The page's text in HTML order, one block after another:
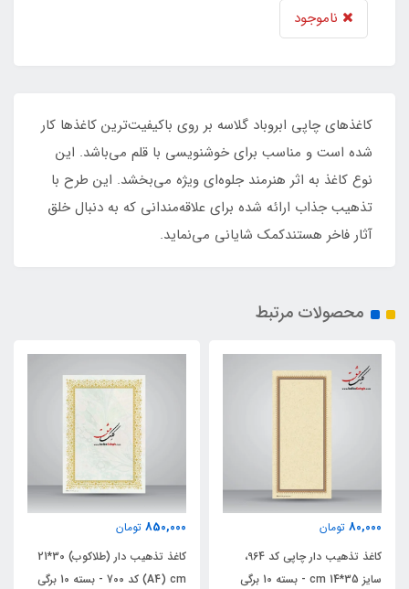
ناموجود
کاغذهای چاپی ابروباد گلاسه بر روی باکیفیت‌ترین کاغذها کار
شده است و مناسب برای خوشنویسی با قلم می‌باشد. این
نوع کاغذ به اثر هنرمند جلوه‌ای ویژه می‌بخشد. این طرح با
تذهیب جذاب ارائه شده برای علاقه‌مندانی که به دنبال خلق
آثار فاخر هستندکمک شایانی می‌نماید.
محصولات مرتبط
850,000
A4) cm) کد 700 - بسته 10 برگی
95,000 تومان
852 - بسته 10 برگی